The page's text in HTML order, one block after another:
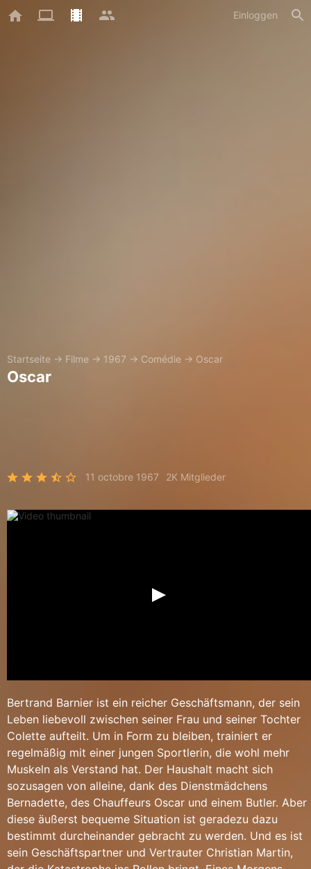
Einloggen
Startseite → Filme → 1967 → Comédie → Oscar
Oscar
11 octobre 1967 2K Mitglieder
Bertrand Barnier ist ein reicher Geschäftsmann, der sein
Leben liebevoll zwischen seiner Frau und seiner Tochter
Colette aufteilt. Um in Form zu bleiben, trainiert er
regelmäßig mit einer jungen Sportlerin, die wohl mehr
Muskeln als Verstand hat. Der Haushalt macht sich
sozusagen von alleine, dank des Dienstmädchens
Bernadette, des Chauffeurs Oscar und einem Butler. Aber
diese äußerst bequeme Situation ist geradezu dazu
bestimmt durcheinander gebracht zu werden. Und es ist
sein Geschäftspartner und Vertrauter Christian Martin,